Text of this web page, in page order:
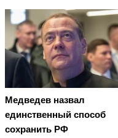
Медведев назвал
единственный способ
сохранить РФ